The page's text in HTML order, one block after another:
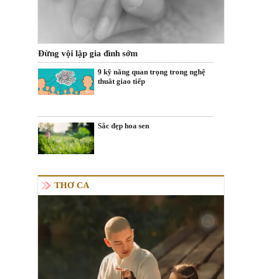
Đừng vội lập gia đình sớm
9 kỹ năng quan trọng trong nghệ
thuât giao tiếp
Sắc đẹp hoa sen
THƠ CA